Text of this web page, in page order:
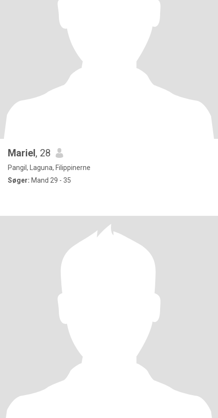
Mariel, 28
Pangil, Laguna, Filippinerne
Søger: Mand 29 - 35